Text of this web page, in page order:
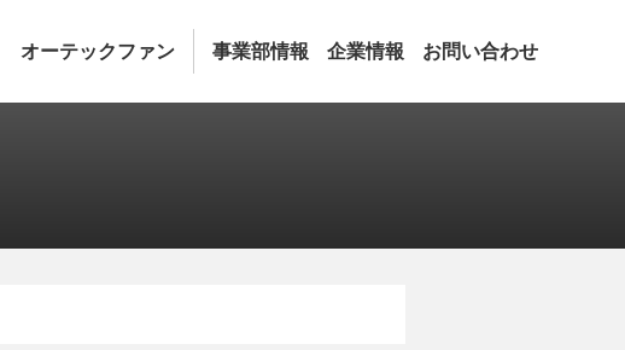
オーテックファン 事業部情報 企業情報 お問い合わせ